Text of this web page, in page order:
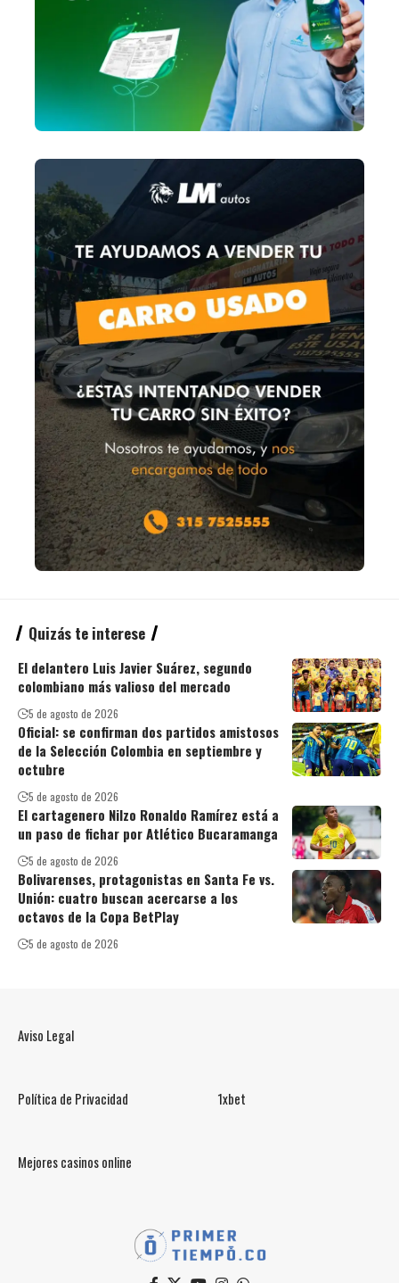
Quizás te interese
El delantero Luis Javier Suárez, segundo
colombiano más valioso del mercado
5 de agosto de 2026
Oficial: se confirman dos partidos amistosos
de la Selección Colombia en septiembre y
octubre
5 de agosto de 2026
El cartagenero Nilzo Ronaldo Ramírez está a
un paso de fichar por Atlético Bucaramanga
5 de agosto de 2026
Bolivarenses, protagonistas en Santa Fe vs.
Unión: cuatro buscan acercarse a los
octavos de la Copa BetPlay
5 de agosto de 2026
Aviso Legal
Política de Privacidad 1xbet
Mejores casinos online